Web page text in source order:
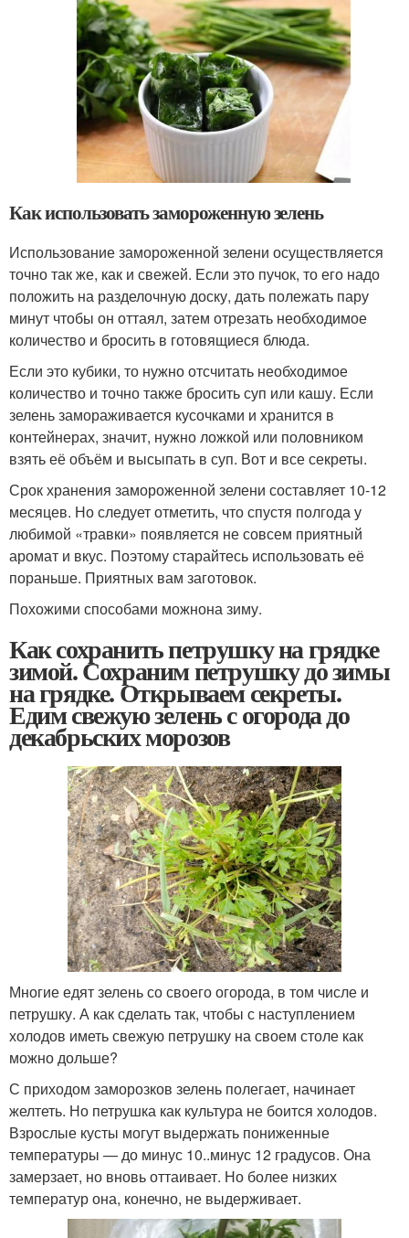
Как использовать замороженную зелень
Использование замороженной зелени осуществляется
точно так же, как и свежей. Если это пучок, то его надо
положить на разделочную доску, дать полежать пару
минут чтобы он оттаял, затем отрезать необходимое
количество и бросить в готовящиеся блюда.
Если это кубики, то нужно отсчитать необходимое
количество и точно также бросить суп или кашу. Если
зелень замораживается кусочками и хранится в
контейнерах, значит, нужно ложкой или половником
взять её объём и высыпать в суп. Вот и все секреты.
Срок хранения замороженной зелени составляет 10-12
месяцев. Но следует отметить, что спустя полгода у
любимой «травки» появляется не совсем приятный
аромат и вкус. Поэтому старайтесь использовать её
пораньше. Приятных вам заготовок.
Похожими способами можнона зиму.
Как сохранить петрушку на грядке
зимой. Сохраним петрушку до зимы
на грядке. Открываем секреты.
Едим свежую зелень с огорода до
декабрьских морозов
Многие едят зелень со своего огорода, в том числе и
петрушку. А как сделать так, чтобы с наступлением
холодов иметь свежую петрушку на своем столе как
можно дольше?
С приходом заморозков зелень полегает, начинает
желтеть. Но петрушка как культура не боится холодов.
Взрослые кусты могут выдержать пониженные
температуры — до минус 10..минус 12 градусов. Она
замерзает, но вновь оттаивает. Но более низких
температур она, конечно, не выдерживает.